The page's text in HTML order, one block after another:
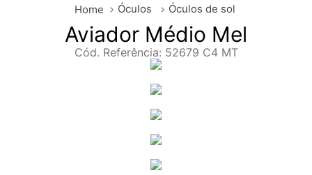
Óculos Óculos de sol
Aviador Médio Mel
Cód. Referência: 52679 C4 MT